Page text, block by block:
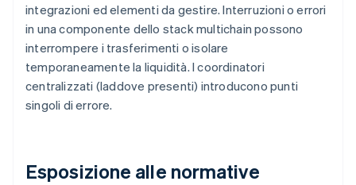
integrazioni ed elementi da gestire. Interruzioni o errori
in una componente dello stack multichain possono
interrompere i trasferimenti o isolare
temporaneamente la liquidità. I coordinatori
centralizzati (laddove presenti) introducono punti
singoli di errore.
Esposizione alle normative